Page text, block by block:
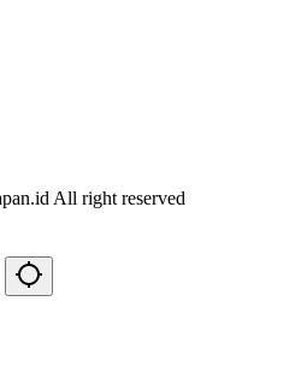
All right reserved